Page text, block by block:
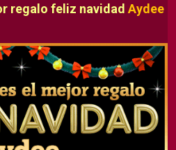
regalo feliz navidad Aydee